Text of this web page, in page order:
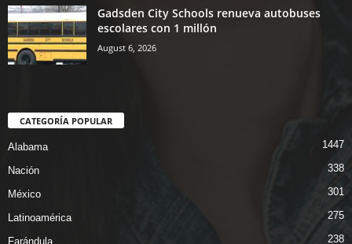
Gadsden City Schools renueva autobuses
escolares con 1 millón
August 6, 2026
CATEGORÍA POPULAR
Alabama 1447
Nación 338
México 301
Latinoamérica 275
Farándula 238